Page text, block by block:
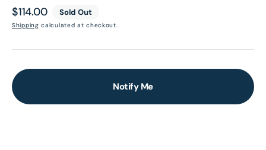
Regular
price
$114.00 Sold Out
Shipping calculated at checkout.
Notify Me